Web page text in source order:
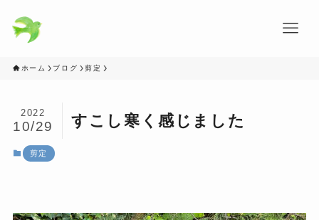
ホーム ブログ 剪定
すこし寒く感じました
2022
10/29
剪定